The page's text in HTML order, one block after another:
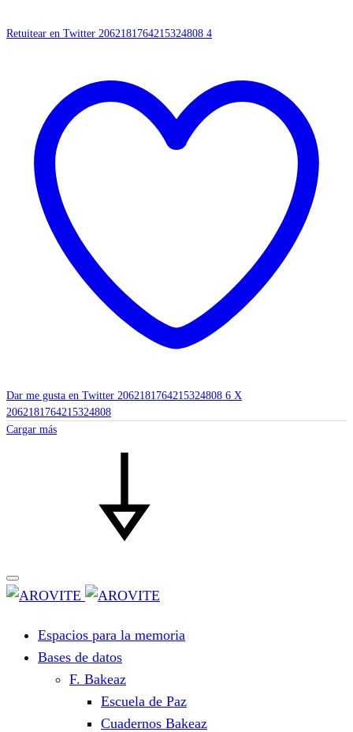
Retuitear en Twitter 2062181764215324808 4
Dar me gusta en Twitter 2062181764215324808 6 X
2062181764215324808
Cargar más
Espacios para la memoria
Bases de datos
F. Bakeaz
Escuela de Paz
Cuadernos Bakeaz